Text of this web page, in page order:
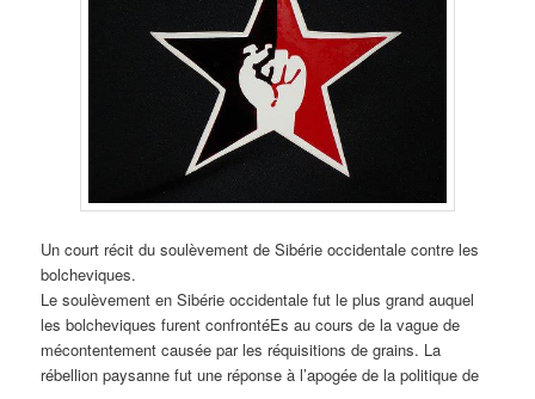
Un court récit du soulèvement de Sibérie occidentale contre les
bolcheviques.
Le soulèvement en Sibérie occidentale fut le plus grand auquel
les bolcheviques furent confrontéEs au cours de la vague de
mécontentement causée par les réquisitions de grains. La
rébellion paysanne fut une réponse à l’apogée de la politique de